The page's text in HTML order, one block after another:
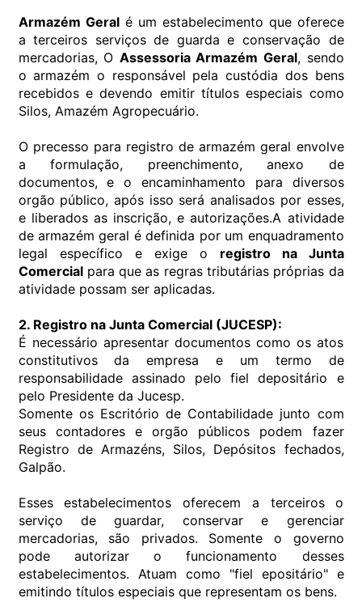
Armazém Geralé um estabelecimento que oferece
a terceiros serviços de guarda e conservação de
mercadorias, O Assessoria Armazém Geral, sendo
o armazém o responsável pela custódia dos bens
recebidos e devendo emitir títulos especiais como
Silos, Amazém Agropecuário.
O precesso para registro de armazém geral envolve
a formulação, preenchimento, anexo de
documentos, e o encaminhamento para diversos
orgão público, após isso será analisados por esses,
e liberados as inscrição, e autorizações.A atividade
de armazém geral é definida por um enquadramento
legal específico e exige o registro na Junta
Comercialpara que as regras tributárias próprias da
atividade possam ser aplicadas.
2. Registro na Junta Comercial (JUCESP):
É necessário apresentar documentos como os atos
constitutivos da empresa e um termo de
responsabilidade assinado pelo fiel depositário e
pelo Presidente da Jucesp.
Somente os Escritório de Contabilidade junto com
seus contadores e orgão públicos podem fazer
Registro de Armazéns, Silos, Depósitos fechados,
Galpão.
Esses estabelecimentos oferecem a terceiros o
serviço de guardar, conservar e gerenciar
mercadorias, são privados. Somente o governo
pode autorizar o funcionamento desses
estabelecimentos. Atuam como "fiel epositário" e
emitindo títulos especiais que representam os bens.